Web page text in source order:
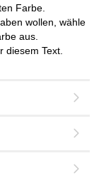
Farbe.
wollen, wähle
aus.
diesem Text.